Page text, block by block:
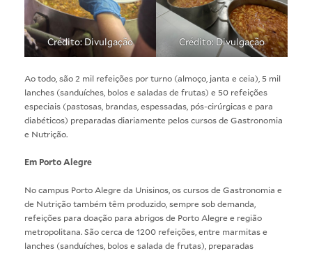
Crédito: Divulgação Crédito: Divulgação
Ao todo, são 2 mil refeições por turno (almoço, janta e ceia), 5 mil
lanches (sanduíches, bolos e saladas de frutas) e 50 refeições
especiais (pastosas, brandas, espessadas, pós-cirúrgicas e para
diabéticos) preparadas diariamente pelos cursos de Gastronomia
e Nutrição.
Em Porto Alegre
No campus Porto Alegre da Unisinos, os cursos de Gastronomia e
de Nutrição também têm produzido, sempre sob demanda,
refeições para doação para abrigos de Porto Alegre e região
metropolitana. São cerca de 1200 refeições, entre marmitas e
lanches (sanduíches, bolos e salada de frutas), preparadas